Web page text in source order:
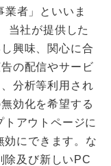
者」といいま
当社が提供した
興味、関心に合
の配信やサービ
分析等利用され
効化を希望する
アウトページに
にできます。な
除及び新しいPC